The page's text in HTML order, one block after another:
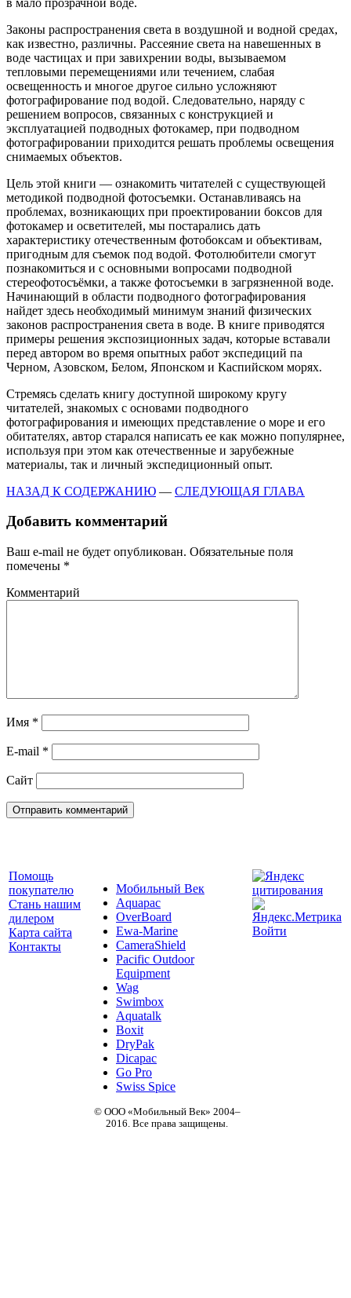
Законы распространения света в воздушной и водной средах,
как известно, различны. Рассеяние света на навешенных в
воде частицах и при завихрении воды, вызываемом
тепловыми перемещениями или течением, слабая
освещенность и многое другое сильно усложняют
фотографирование под водой. Следовательно, наряду с
решением вопросов, связанных с конструкцией и
эксплуатацией подводных фотокамер, при подводном
фотографировании приходится решать проблемы освещения
снимаемых объектов.
Цель этой книги — ознакомить читателей с существующей
методикой подводной фотосъемки. Останавливаясь на
проблемах, возникающих при проектировании боксов для
фотокамер и осветителей, мы постарались дать
характеристику отечественным фотобоксам и объективам,
пригодным для съемок под водой. Фотолюбители смогут
познакомиться и с основными вопросами подводной
стереофотосъёмки, а также фотосъемки в загрязненной воде.
Начинающий в области подводного фотографирования
найдет здесь необходимый минимум знаний физических
законов распространения света в воде. В книге приводятся
примеры решения экспозиционных задач, которые вставали
перед автором во время опытных работ экспедиций па
Черном, Азовском, Белом, Японском и Каспийском морях.
Стремясь сделать книгу доступной широкому кругу
читателей, знакомых с основами подводного
фотографирования и имеющих представление о море и его
обитателях, автор старался написать ее как можно популярнее,
используя при этом как отечественные и зарубежные
материалы, так и личный экспедиционный опыт.
НАЗАД К СОДЕРЖАНИЮ — СЛЕДУЮЩАЯ ГЛАВА
Добавить комментарий
Ваш e-mail не будет опубликован. Обязательные поля
помечены *
Комментарий
Имя *
E-mail *
Сайт
Помощь
покупателю
Стань нашим
дилером
Карта сайта
Контакты
Мобильный Век
Aquapac
OverBoard
Ewa-Marine
CameraShield
Pacific Outdoor
Equipment
Wag
Swimbox
Aquatalk
Boxit
DryPak
Dicapac
Go Pro
Swiss Spice
© ООО «Мобильный Век» 2004–
2016. Все права защищены.
Войти